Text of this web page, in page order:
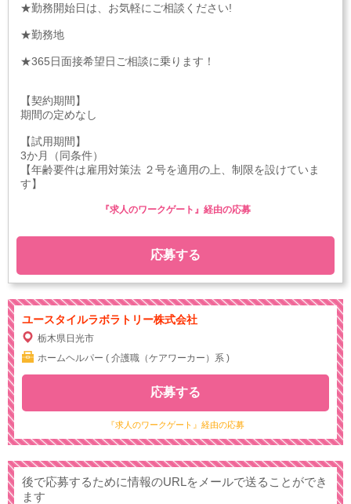
★勤務開始日は、お気軽にご相談ください!
★勤務地
★365日面接希望日ご相談に乗ります！
【契約期間】
期間の定めなし
【試用期間】
3か月（同条件）
【年齢要件は雇用対策法 ２号を適用の上、制限を設けていま
す】
応募する
『求人のワークゲート』経由の応募
ユースタイルラボラトリー株式会社
栃木県日光市
ホームヘルパー ( 介護職（ケアワーカー）系 )
『求人のワークゲート』経由の応募
応募する
後で応募するために情報のURLをメールで送ることができ
ます